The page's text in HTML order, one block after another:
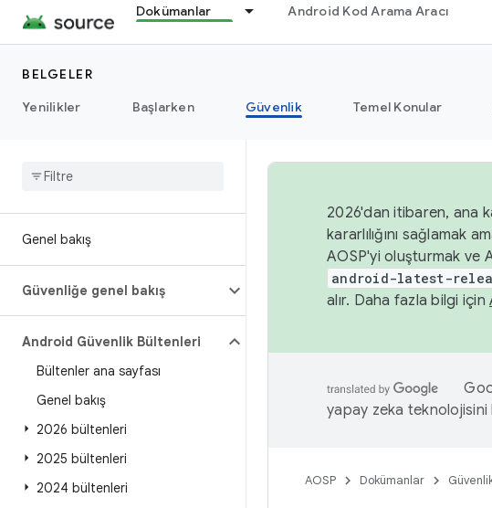
Dokümanlar Android Kod Arama Aracı
BELGELER
Yenilikler
Başlarken Güvenlik Temel Konular
Genel bakış
Güvenliğe genel bakış
Android Güvenlik Bültenleri
Bültenler ana sayfası
Genel bakış
2026 bültenleri
2025 bültenleri
2024 bültenleri
2026'dan itibaren, ana
kararlılığını sağlamak
AOSP'yi oluşturmak ve
android-latest-
alır. Daha fazla bilgi için
yapay zeka teknolojisini
AOSP Dokümanlar